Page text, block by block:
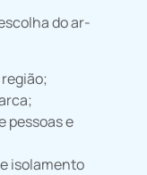
do ar-
pessoas e
isolamento